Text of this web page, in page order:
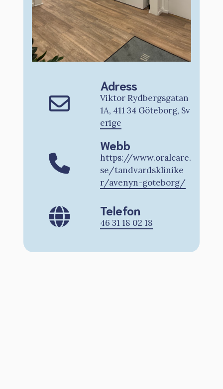
Adress
Viktor Rydbergsgatan
1A, 411 34 Göteborg, Sv
erige
Webb
https://www.oralcare.
se/tandvardsklinike
r/avenyn-goteborg/
Telefon
46 31 18 02 18